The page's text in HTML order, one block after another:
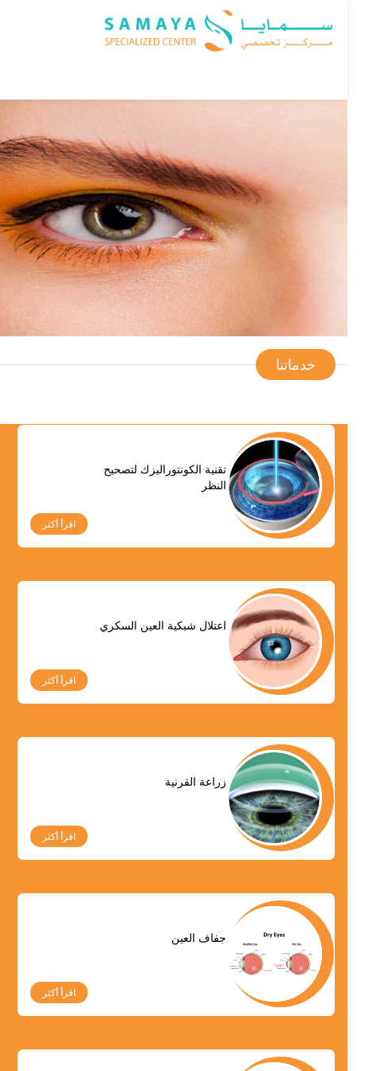
خدماتنا
تقنية الكونتوراليزك لتصحيح
النظر
اقرأ أكثر
اعتلال شبكية العين السكري
اقرأ أكثر
زراعة القرنية
اقرأ أكثر
جفاف العين
اقرأ أكثر